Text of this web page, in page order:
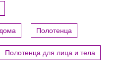
Полотенца
Полотенца для лица и тела